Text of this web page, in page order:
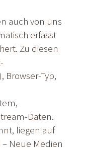
auch von uns
erfasst
Zu diesen
Browser-Typ,
Daten.
liegen auf
– Neue Medien